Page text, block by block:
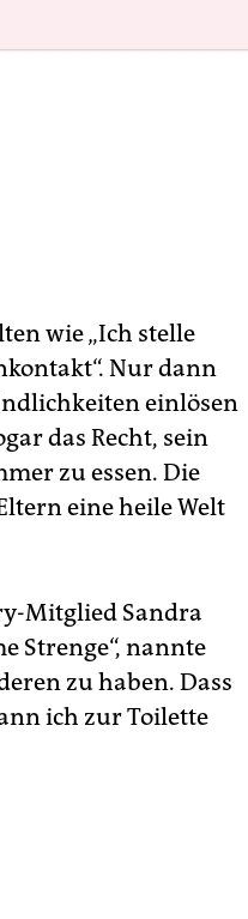
wie „Ich stelle
Nur dann
einlösen
das Recht, sein
zu essen. Die
eine heile Welt
Mitglied Sandra
Strenge“, nannte
zu haben. Dass
ich zur Toilette